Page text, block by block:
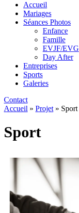
Accueil
Mariages
Séances Photos
Enfance
Famille
EVJF/EVG
Day After
Entreprises
Sports
Galeries
Contact
Accueil » Projet » Sport
Sport